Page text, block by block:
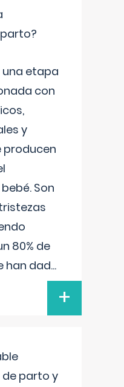
etapa
con
y
producen
Son
80% de
han dad...
+
de parto y